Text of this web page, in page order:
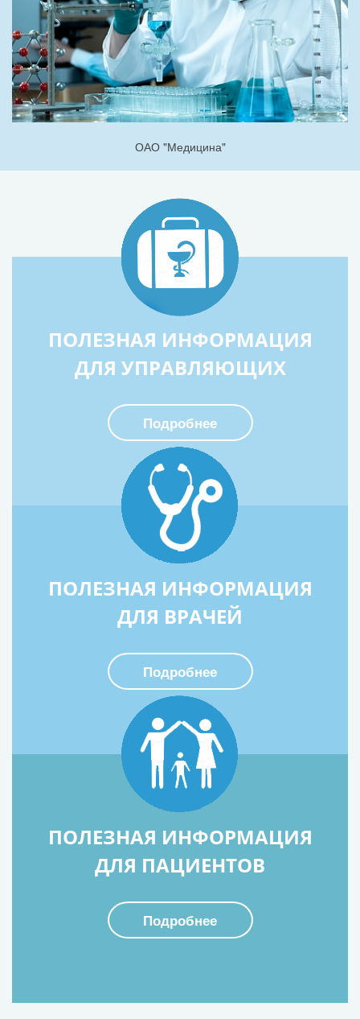
ОАО "Медицина"
ПОЛЕЗНАЯ ИНФОРМАЦИЯ
ДЛЯ УПРАВЛЯЮЩИХ
Подробнее
ПОЛЕЗНАЯ ИНФОРМАЦИЯ
ДЛЯ ВРАЧЕЙ
Подробнее
ПОЛЕЗНАЯ ИНФОРМАЦИЯ
ДЛЯ ПАЦИЕНТОВ
Подробнее